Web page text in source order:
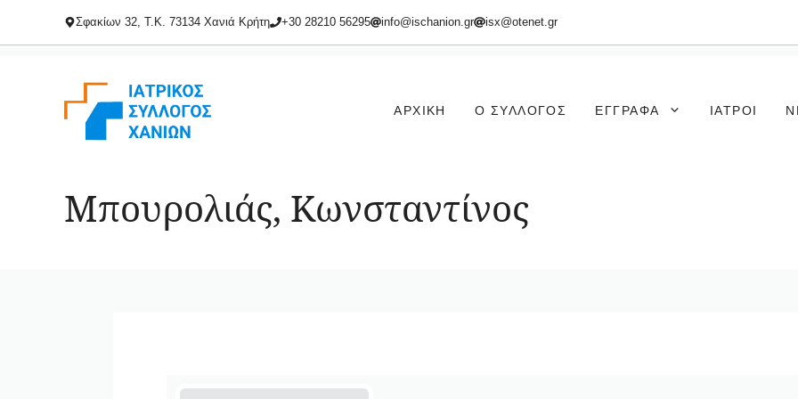
Σφακίων 32, Τ.Κ. 73134 Χανιά Κρήτη +30 28210 56295 info@ischanion.gr isx@otenet.gr
ΑΡΧΙΚΉ Ο ΣΎΛΛΟΓΟΣ ΈΓΓΡΑΦΑ ΙΑΤΡΟΊ
Μπουρολιάς, Κωνσταντίνος